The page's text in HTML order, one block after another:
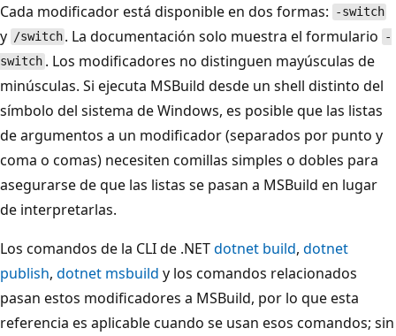
Cada modificador está disponible en dos formas:
-switch
y /switch . La documentación solo muestra el formulario
-
switch . Los modificadores no distinguen mayúsculas de
minúsculas. Si ejecuta MSBuild desde un shell distinto del
símbolo del sistema de Windows, es posible que las listas
de argumentos a un modificador (separados por punto y
coma o comas) necesiten comillas simples o dobles para
asegurarse de que las listas se pasan a MSBuild en lugar
de interpretarlas.
Los comandos de la CLI de .NETdotnet build, dotnet
publish, dotnet msbuild y los comandos relacionados
pasan estos modificadores a MSBuild, por lo que esta
referencia es aplicable cuando se usan esos comandos; sin